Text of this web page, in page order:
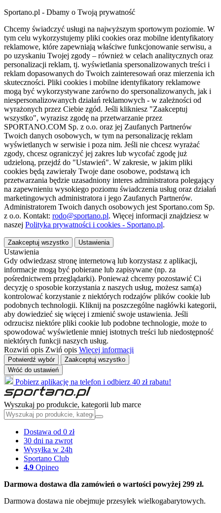
Sportano.pl - Dbamy o Twoją prywatność
Chcemy świadczyć usługi na najwyższym sportowym poziomie. W
tym celu wykorzystujemy pliki cookies oraz mobilne identyfikatory
reklamowe, które zapewniają właściwe funkcjonowanie serwisu, a
po uzyskaniu Twojej zgody – również w celach analitycznych oraz
personalizacji reklam, tj. wyświetlania spersonalizowanych treści i
reklam dopasowanych do Twoich zainteresowań oraz mierzenia ich
skuteczności. Pliki cookies i mobilne identyfikatory reklamowe
mogą być wykorzystywane zarówno do spersonalizowanych, jak i
niespersonalizowanych działań reklamowych - w zależności od
wyrażonych przez Ciebie zgód. Jeśli klikniesz "Zaakceptuj
wszystko", wyrazisz zgodę na przetwarzanie przez
SPORTANO.COM Sp. z o.o. oraz jej Zaufanych Partnerów
Twoich danych osobowych, w tym na personalizację reklam
wyświetlanych w serwisie i poza nim. Jeśli nie chcesz wyrażać
zgody, chcesz ograniczyć jej zakres lub wycofać zgodę już
udzieloną, przejdź do "Ustawień". W zakresie, w jakim pliki
cookies będą zawierały Twoje dane osobowe, podstawą ich
przetwarzania będzie uzasadniony interes administratora polegający
na zapewnieniu wysokiego poziomu świadczenia usług oraz działań
marketingowych administratora i jego Zaufanych Partnerów.
Administratorem Twoich danych osobowych jest Sportano.com Sp.
z o.o. Kontakt: rodo@sportano.pl. Więcej informacji znajdziesz w
naszej Polityka prywatności i cookies - Sportano.pl.
Zaakceptuj wszystko Ustawienia
Ustawienia
Gdy odwiedzasz stronę internetową lub korzystasz z aplikacji,
informacje mogą być pobierane lub zapisywane (np. za
pośrednictwem przeglądarki). Ponieważ chcemy pozostawić Ci
decyzję o sposobie korzystania z naszych usług, możesz sam(a)
kontrolować korzystanie z niektórych rodzajów plików cookie lub
podobnych technologii. Kliknij na poszczególne nagłówki kategorii,
aby dowiedzieć się więcej i zmienić swoje ustawienia. Jeśli
odrzucisz niektóre pliki cookie lub podobne technologie, może to
spowodować wyświetlenie mniej istotnych treści lub niedostępność
niektórych funkcji naszych usług.
Rozwiń opis Zwiń opis Więcej informacji
Potwierdź wybór
Zaakceptuj wszystko
Wróć do ustawień
Pobierz aplikację na telefon i odbierz 40 zł rabatu!
Wyszukaj po produkcie, kategorii lub marce
Dostawa od 0 zł
30 dni na zwrot
Wysyłka w 24h
Sportano Club
4.9 Opineo
Darmowa dostawa dla zamówień o wartości powyżej 299 zł.
Darmowa dostawa nie obejmuje przesyłek wielkogabarytowych.